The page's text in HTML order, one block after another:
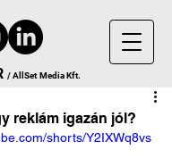
/AllSet Media Kft.
reklám igazán jól?
shorts/Y2IXWq8vs